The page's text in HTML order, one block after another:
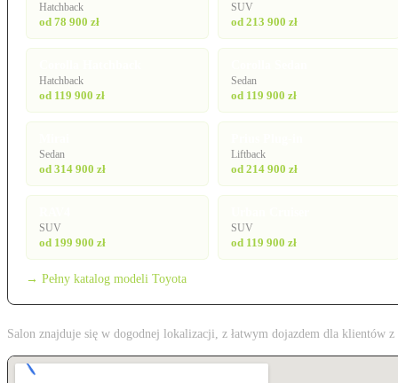
Hatchback
od 78 900 zł
SUV
od 213 900 zł
Hatchback
od 119 900 zł
Sedan
od 119 900 zł
Sedan
od 314 900 zł
Liftback
od 214 900 zł
SUV
od 199 900 zł
SUV
od 119 900 zł
→ Pełny katalog modeli Toyota
Salon znajduje się w dogodnej lokalizacji, z łatwym dojazdem dla klientów